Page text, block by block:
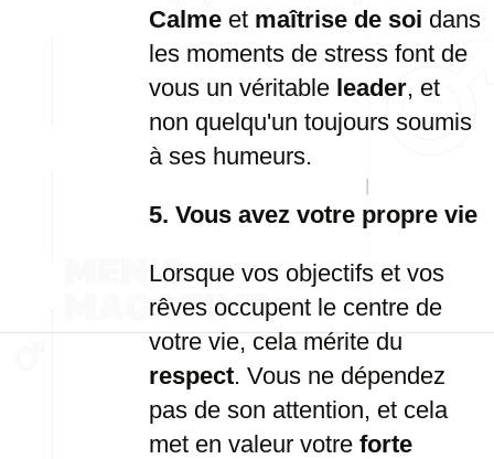
Calme et maîtrise de soi dans
les moments de stress font de
vous un véritable leader, et
non quelqu'un toujours soumis
à ses humeurs.
5. Vous avez votre propre vie
Lorsque vos objectifs et vos
rêves occupent le centre de
votre vie, cela mérite du
respect. Vous ne dépendez
pas de son attention, et cela
met en valeur votre forte